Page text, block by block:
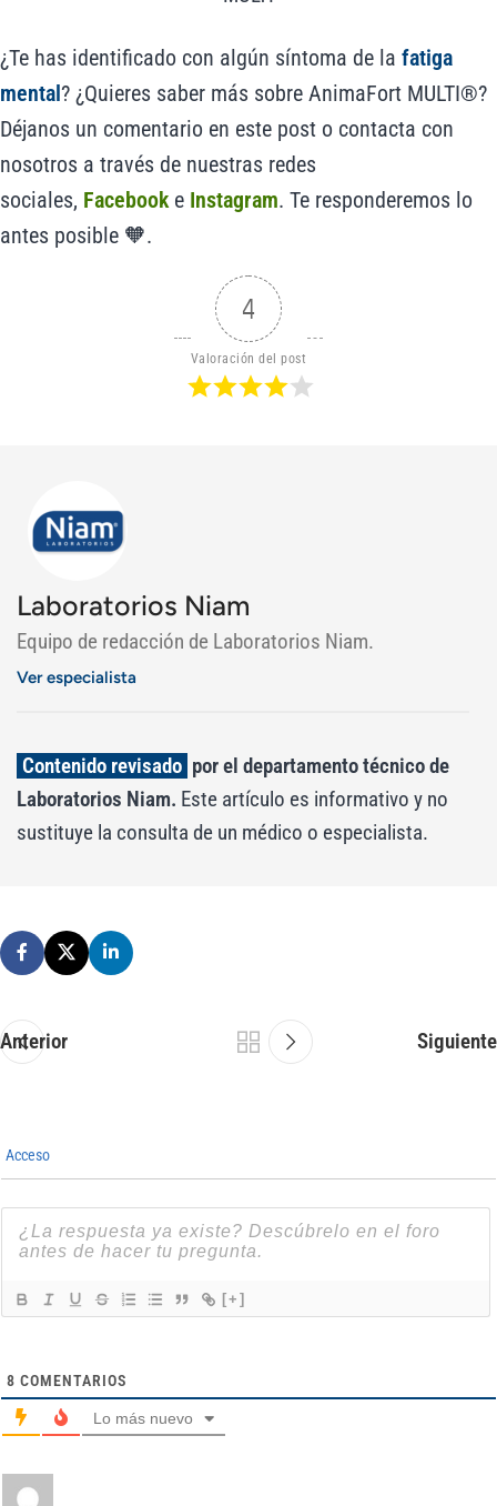
¿Te has identificado con algún síntoma de la fatiga
mental? ¿Quieres saber más sobre AnimaFort MULTI®?
Déjanos un comentario en este post o contacta con
nosotros a través de nuestras redes
sociales, Facebook e Instagram. Te responderemos lo
antes posible 🧡.
4
Valoración del post
Laboratorios Niam
Equipo de redacción de Laboratorios Niam.
Ver especialista
Contenido revisado por el departamento técnico de
Laboratorios Niam. Este artículo es informativo y no
sustituye la consulta de un médico o especialista.
Anterior Siguiente
Acceso
[+]
8 COMENTARIOS
Lo más nuevo